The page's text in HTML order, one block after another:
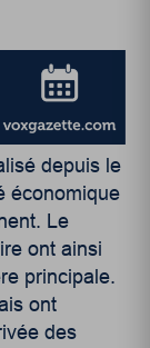
depuis le
économique
Le
ont ainsi
principale.
ont
des